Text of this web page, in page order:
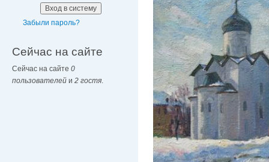
Забыли пароль?
Сейчас на сайте
Сейчас на сайте 0
пользователей и 2 гостя